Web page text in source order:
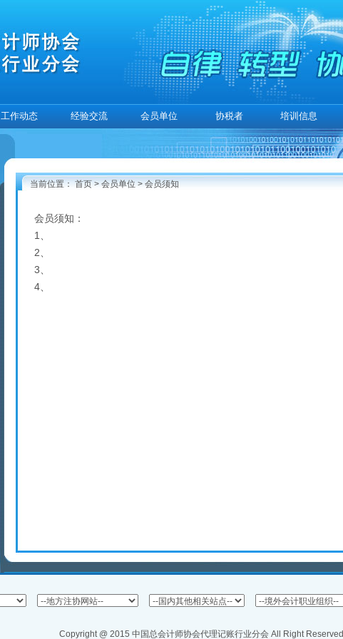
工作动态 经验交流 会员单位 协税者 培训信息
当前位置：首页>会员单位>会员须知
会员须知：
1、
2、
3、
4、
Copyright @ 2015 中国总会计师协会代理记账行业分会 All Right Reserved